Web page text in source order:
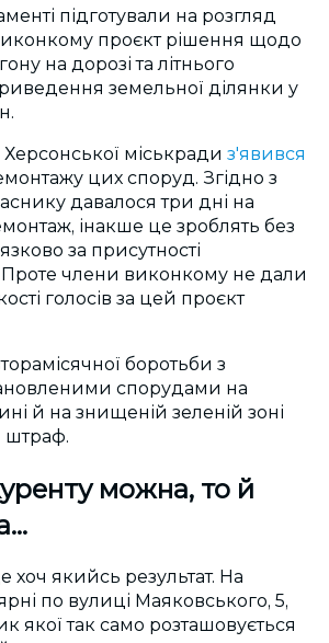
підготували на розгляд
проєкт рішення щодо
на дорозі та літнього
земельної ділянки у
Херсонської міськради з'явився
цих споруд. Згідно з
давалося три дні на
інакше це зроблять без
за присутності
Проте члени виконкому не дали
голосів за цей проєкт
боротьби з
спорудами на
й на знищеній зеленій зоні
штраф.
можна, то й
хоч якийсь результат. На
по вулиці Маяковського, 5,
якої так само розташовується